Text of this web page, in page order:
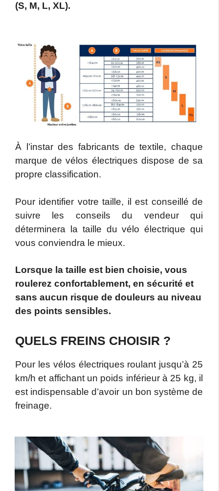
(S, M, L, XL).
À l’instar des fabricants de textile, chaque
marque de vélos électriques dispose de sa
propre classification.
Pour identifier votre taille, il est conseillé de
suivre les conseils du vendeur qui
déterminera la taille du vélo électrique qui
vous conviendra le mieux.
Lorsque la taille est bien choisie, vous
roulerez confortablement, en sécurité et
sans aucun risque de douleurs au niveau
des points sensibles.
QUELS FREINS CHOISIR ?
Pour les vélos électriques roulant jusqu’à 25
km/h et affichant un poids inférieur à 25 kg, il
est indispensable d’avoir un bon système de
freinage.